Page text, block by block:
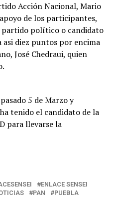
Acción Nacional, Mario
de los participantes,
político o candidato
asi diez puntos por encima
José Chedraui, quien
5 de Marzo y
tenido el candidato de la
para llevarse la
ENLACE SENSEI
PAN PUEBLA